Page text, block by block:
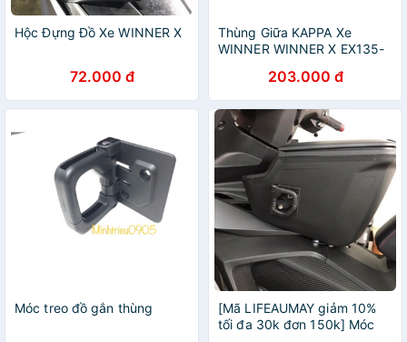
Hộc Đựng Đồ Xe WINNER X
72.000 đ
Thùng Giữa KAPPA Xe
WINNER WINNER X EX135-
203.000 đ
Móc treo đồ gắn thùng
[Mã LIFEAUMAY giảm 10%
tối đa 30k đơn 150k] Móc